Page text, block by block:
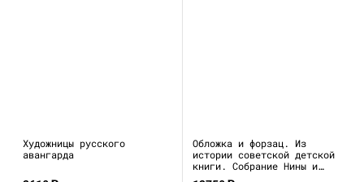
Художницы русского
авангарда
Обложка и форзац. Из
истории советской детской
книги. Собрание Нины и
Вадима Гинзбург